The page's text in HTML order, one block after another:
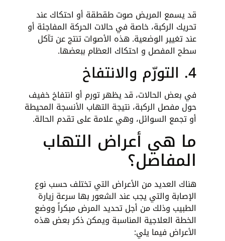
قد يسمع المريض صوت طقطقة أو احتكاك عند
تحريك الركبة، خاصة في حالات الحركة المفاجئة أو
عند تغيير الوضعية. هذه الأصوات تنتج عن تآكل
سطح المفصل و احتكاك العظام ببعضها.
4. التورّم والانتفاخ
في بعض الحالات، قد يظهر تورم أو انتفاخ خفيف
حول مفصل الركبة، نتيجة التهاب الأنسجة المحيطة
أو تجمع السوائل، وهي علامة على تقدم الحالة.
ما هي أعراض التهاب
المفاصل؟
هناك العديد من الأعراض التي تختلف حسب نوع
الإصابة والتي يجب عند الشعور بها سرعة زيارة
الطبيب وذلك من أجل تحديد المرض مبكراً ووضع
الخطة العلاجية المناسبة ويمكن ذكر بعض هذه
الأعراض فيما يلي: